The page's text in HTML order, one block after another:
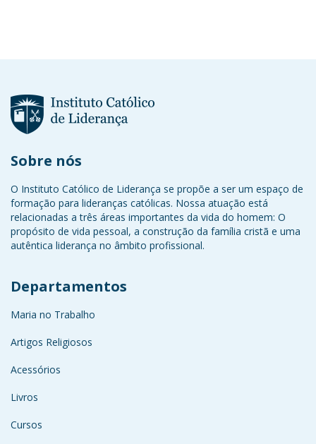
Sobre nós
O Instituto Católico de Liderança se propõe a ser um espaço de
formação para lideranças católicas. Nossa atuação está
relacionadas a três áreas importantes da vida do homem: O
propósito de vida pessoal, a construção da família cristã e uma
autêntica liderança no âmbito profissional.
Departamentos
Maria no Trabalho
Artigos Religiosos
Acessórios
Livros
Cursos